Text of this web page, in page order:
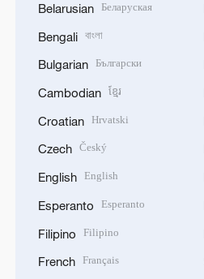
Belarusian Беларуская
Bengali বাংলা
Bulgarian Български
Cambodian ខ្មែរ
Croatian Hrvatski
Czech Český
English English
Esperanto Esperanto
Filipino Filipino
French Français